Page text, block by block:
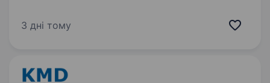
з первинною документацією. контроль
3 дні тому